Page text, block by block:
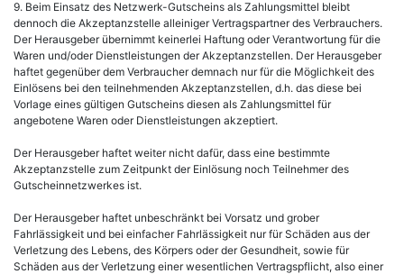
9. Beim Einsatz des Netzwerk-Gutscheins als Zahlungsmittel bleibt
dennoch die Akzeptanzstelle alleiniger Vertragspartner des Verbrauchers.
Der Herausgeber übernimmt keinerlei Haftung oder Verantwortung für die
Waren und/oder Dienstleistungen der Akzeptanzstellen. Der Herausgeber
haftet gegenüber dem Verbraucher demnach nur für die Möglichkeit des
Einlösens bei den teilnehmenden Akzeptanzstellen, d.h. das diese bei
Vorlage eines gültigen Gutscheins diesen als Zahlungsmittel für
angebotene Waren oder Dienstleistungen akzeptiert.
Der Herausgeber haftet weiter nicht dafür, dass eine bestimmte
Akzeptanzstelle zum Zeitpunkt der Einlösung noch Teilnehmer des
Gutscheinnetzwerkes ist.
Der Herausgeber haftet unbeschränkt bei Vorsatz und grober
Fahrlässigkeit und bei einfacher Fahrlässigkeit nur für Schäden aus der
Verletzung des Lebens, des Körpers oder der Gesundheit, sowie für
Schäden aus der Verletzung einer wesentlichen Vertragspflicht, also einer